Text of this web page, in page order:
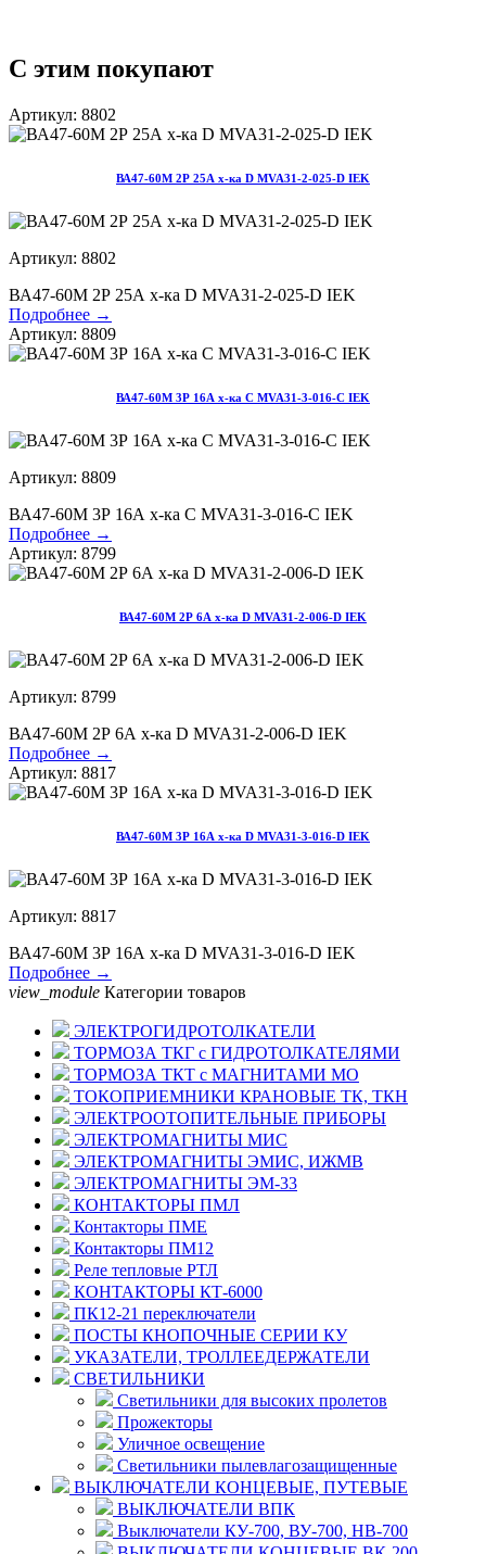
С этим покупают
Артикул: 8802
ВА47-60М 2Р 25А х-ка D MVA31-2-025-D IEK
Артикул: 8802
ВА47-60М 2Р 25А х-ка D MVA31-2-025-D IEK
Подробнее →
Артикул: 8809
ВА47-60М 3Р 16А х-ка С MVA31-3-016-С IEK
Артикул: 8809
ВА47-60М 3Р 16А х-ка С MVA31-3-016-С IEK
Подробнее →
Артикул: 8799
ВА47-60М 2Р 6А х-ка D MVA31-2-006-D IEK
Артикул: 8799
ВА47-60М 2Р 6А х-ка D MVA31-2-006-D IEK
Подробнее →
Артикул: 8817
ВА47-60М 3Р 16А х-ка D MVA31-3-016-D IEK
Артикул: 8817
ВА47-60М 3Р 16А х-ка D MVA31-3-016-D IEK
Подробнее →
view_module Категории товаров
ЭЛЕКТРОГИДРОТОЛКАТЕЛИ
ТОРМОЗА ТКГ с ГИДРОТОЛКАТЕЛЯМИ
ТОРМОЗА ТКТ с МАГНИТАМИ МО
ТОКОПРИЕМНИКИ КРАНОВЫЕ ТК, ТКН
ЭЛЕКТРООТОПИТЕЛЬНЫЕ ПРИБОРЫ
ЭЛЕКТРОМАГНИТЫ МИС
ЭЛЕКТРОМАГНИТЫ ЭМИС, ИЖМВ
ЭЛЕКТРОМАГНИТЫ ЭМ-33
КОНТАКТОРЫ ПМЛ
Контакторы ПМЕ
Контакторы ПМ12
Реле тепловые РТЛ
КОНТАКТОРЫ КТ-6000
ПК12-21 переключатели
ПОСТЫ КНОПОЧНЫЕ СЕРИИ КУ
УКАЗАТЕЛИ, ТРОЛЛЕЕДЕРЖАТЕЛИ
СВЕТИЛЬНИКИ
Светильники для высоких пролетов
Прожекторы
Уличное освещение
Светильники пылевлагозащищенные
ВЫКЛЮЧАТЕЛИ КОНЦЕВЫЕ, ПУТЕВЫЕ
ВЫКЛЮЧАТЕЛИ ВПК
Выключатели КУ-700, ВУ-700, НВ-700